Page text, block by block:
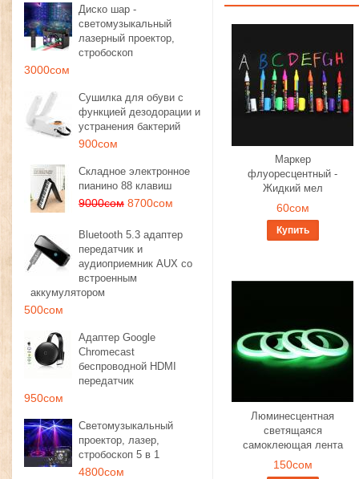
Диско шар -
светомузыкальный
лазерный проектор,
стробоскоп
3000сом
Сушилка для обуви с
функцией дезодорации и
устранения бактерий
900сом
Складное электронное
пианино 88 клавиш
9000сом 8700сом
Bluetooth 5.3 адаптер
передатчик и
аудиоприемник AUX со
встроенным
аккумулятором
500сом
Адаптер Google
Chromecast
беспроводной HDMI
передатчик
950сом
Светомузыкальный
проектор, лазер,
стробоскоп 5 в 1
4800сом
Маркер
флуоресцентный -
Жидкий мел
60сом
Купить
Люминесцентная
светящаяся
самоклеющая лента
150сом